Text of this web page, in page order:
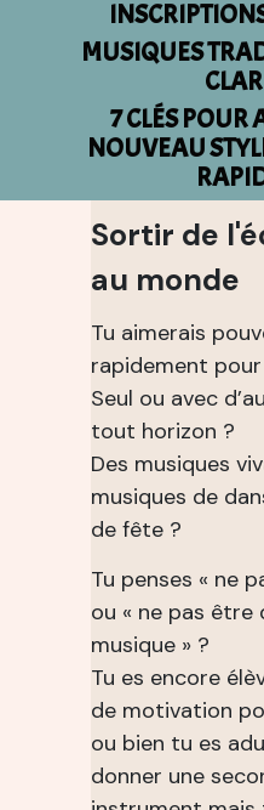
MUSIQUES
7 CLÉS POUR
NOUVEAU
Sortir de
au monde
Tu aimerais
rapidement
Seul ou avec
tout horizon ?
Des musiques
musiques de
de fête ?
Tu penses « ne
ou « ne pas être
musique » ?
Tu es encore
de motivation
ou bien tu es
donner une